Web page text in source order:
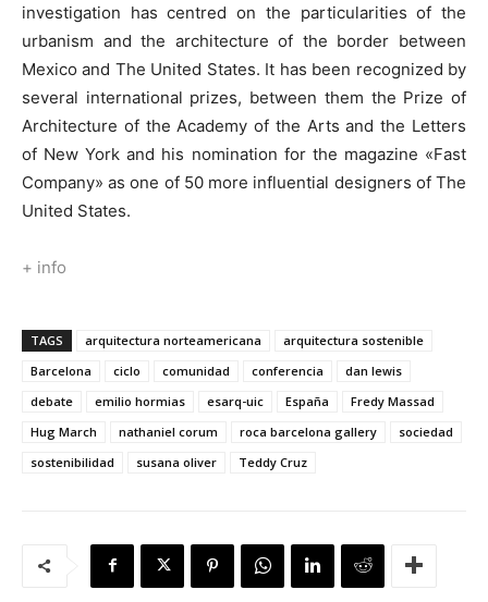
investigation has centred on the particularities of the
urbanism and the architecture of the border between
Mexico and The United States. It has been recognized by
several international prizes, between them the Prize of
Architecture of the Academy of the Arts and the Letters
of New York and his nomination for the magazine «Fast
Company» as one of 50 more influential designers of The
United States.
+ info
TAGS arquitectura norteamericana
arquitectura sostenible
Barcelona
ciclo comunidad conferencia
dan lewis
debate
emilio hormias esarq-uic España
Fredy Massad
Hug March
nathaniel corum roca barcelona gallery
sociedad
sostenibilidad
susana oliver Teddy Cruz